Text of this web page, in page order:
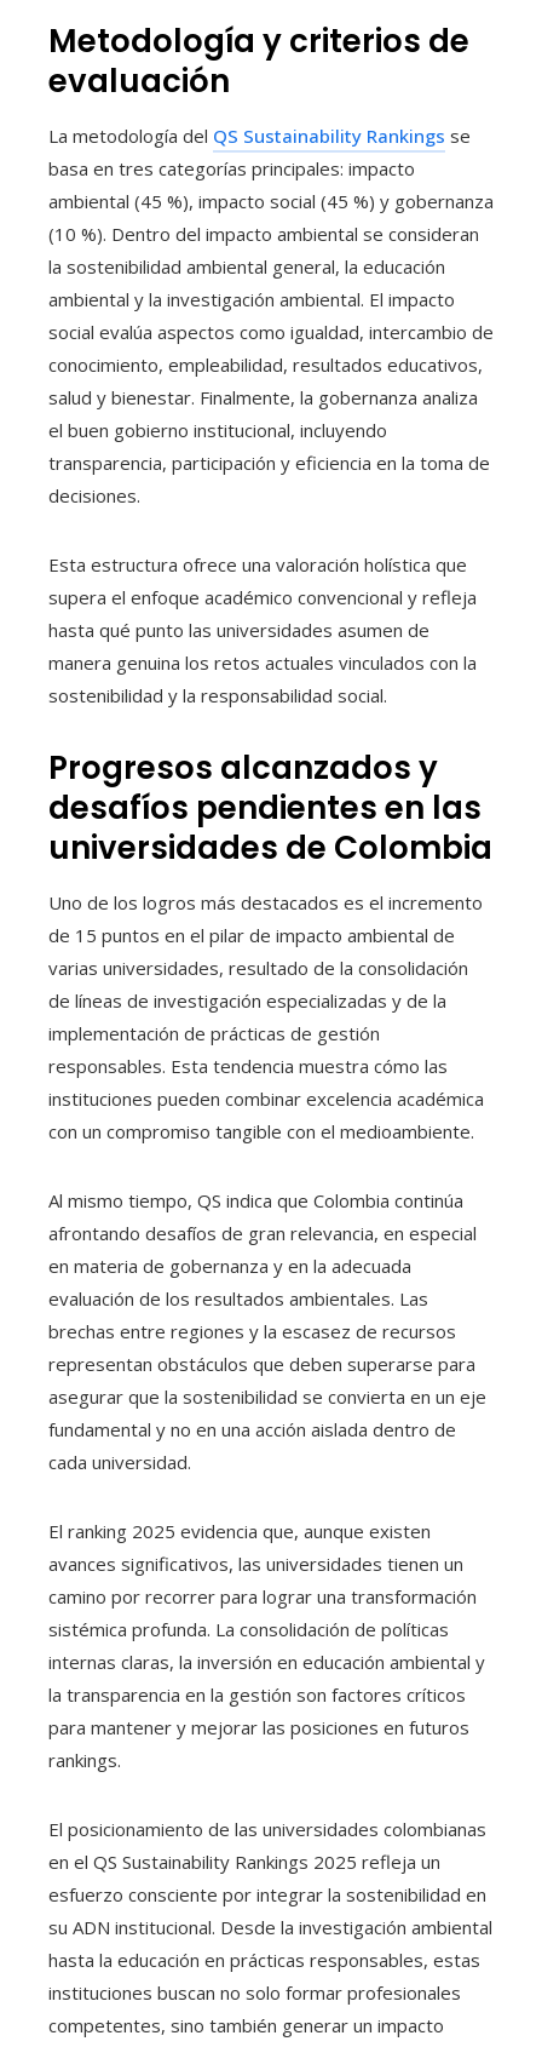
Metodología y criterios de
evaluación
La metodología del QS Sustainability Rankings se
basa en tres categorías principales: impacto
ambiental (45 %), impacto social (45 %) y gobernanza
(10 %). Dentro del impacto ambiental se consideran
la sostenibilidad ambiental general, la educación
ambiental y la investigación ambiental. El impacto
social evalúa aspectos como igualdad, intercambio de
conocimiento, empleabilidad, resultados educativos,
salud y bienestar. Finalmente, la gobernanza analiza
el buen gobierno institucional, incluyendo
transparencia, participación y eficiencia en la toma de
decisiones.
Esta estructura ofrece una valoración holística que
supera el enfoque académico convencional y refleja
hasta qué punto las universidades asumen de
manera genuina los retos actuales vinculados con la
sostenibilidad y la responsabilidad social.
Progresos alcanzados y
desafíos pendientes en las
universidades de Colombia
Uno de los logros más destacados es el incremento
de 15 puntos en el pilar de impacto ambiental de
varias universidades, resultado de la consolidación
de líneas de investigación especializadas y de la
implementación de prácticas de gestión
responsables. Esta tendencia muestra cómo las
instituciones pueden combinar excelencia académica
con un compromiso tangible con el medioambiente.
Al mismo tiempo, QS indica que Colombia continúa
afrontando desafíos de gran relevancia, en especial
en materia de gobernanza y en la adecuada
evaluación de los resultados ambientales. Las
brechas entre regiones y la escasez de recursos
representan obstáculos que deben superarse para
asegurar que la sostenibilidad se convierta en un eje
fundamental y no en una acción aislada dentro de
cada universidad.
El ranking 2025 evidencia que, aunque existen
avances significativos, las universidades tienen un
camino por recorrer para lograr una transformación
sistémica profunda. La consolidación de políticas
internas claras, la inversión en educación ambiental y
la transparencia en la gestión son factores críticos
para mantener y mejorar las posiciones en futuros
rankings.
El posicionamiento de las universidades colombianas
en el QS Sustainability Rankings 2025 refleja un
esfuerzo consciente por integrar la sostenibilidad en
su ADN institucional. Desde la investigación ambiental
hasta la educación en prácticas responsables, estas
instituciones buscan no solo formar profesionales
competentes, sino también generar un impacto